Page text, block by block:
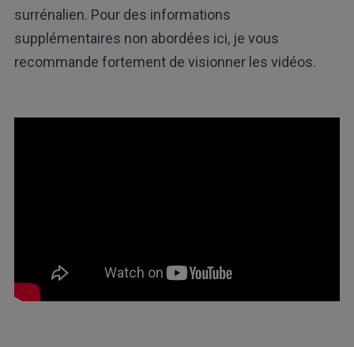
surrénalien. Pour des informations
supplémentaires non abordées ici, je vous
recommande fortement de visionner les vidéos.